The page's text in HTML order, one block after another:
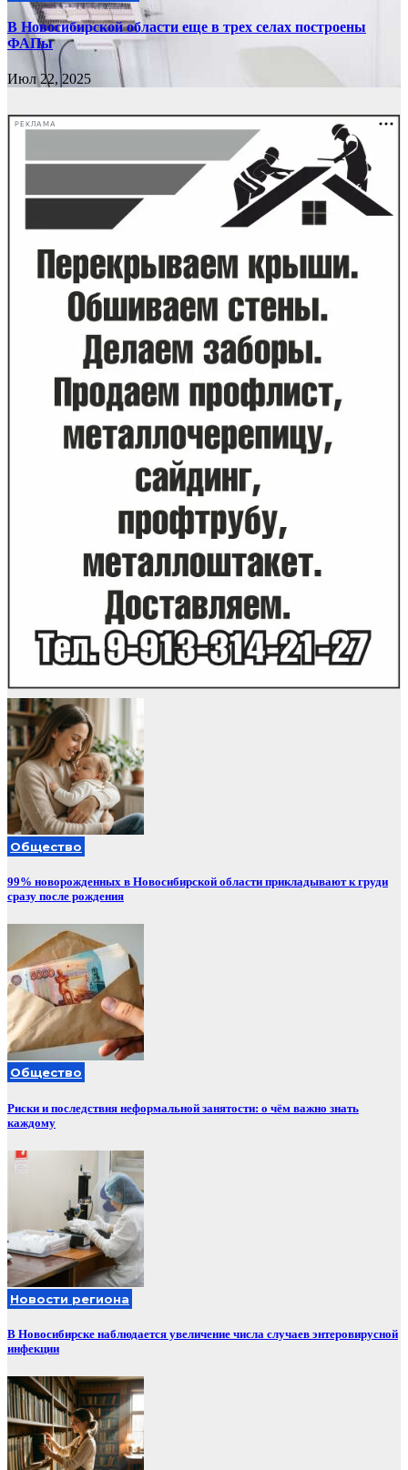
В Новосибирской области еще в трех селах построены
ФАПы
Июл 22, 2025
РЕКЛАМА
Общество
99% новорожденных в Новосибирской области прикладывают к груди
сразу после рождения
Общество
Риски и последствия неформальной занятости: о чём важно знать
каждому
Новости региона
В Новосибирске наблюдается увеличение числа случаев энтеровирусной
инфекции